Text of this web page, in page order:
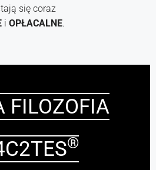
się coraz
i OPŁACALNE.
FILOZOFIA
®